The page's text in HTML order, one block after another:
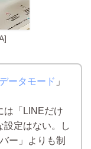
ータモード 」
は「LINEだけ
設定はない。し
ー」よりも制